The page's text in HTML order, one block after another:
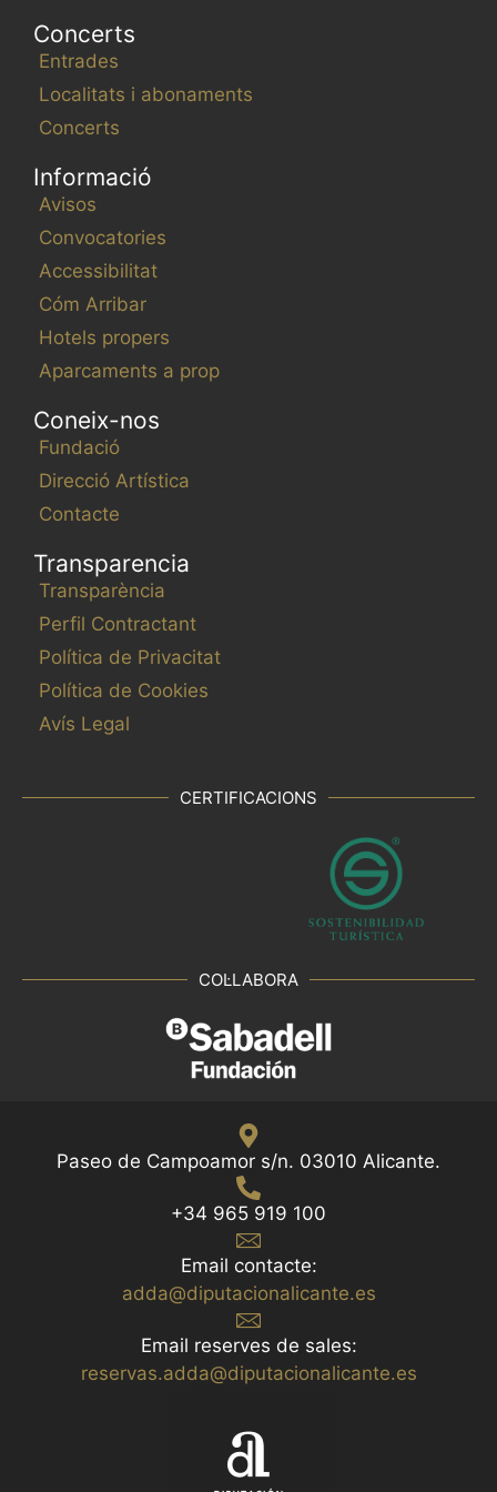
Concerts
Entrades
Localitats i abonaments
Concerts
Informació
Avisos
Convocatories
Accessibilitat
Cóm Arribar
Hotels propers
Aparcaments a prop
Coneix-nos
Fundació
Direcció Artística
Contacte
Transparencia
Transparència
Perfil Contractant
Política de Privacitat
Política de Cookies
Avís Legal
CERTIFICACIONS
COL·LABORA
Paseo de Campoamor s/n. 03010 Alicante.
+34 965 919 100
Email contacte:
adda@diputacionalicante.es
Email reserves de sales:
reservas.adda@diputacionalicante.es